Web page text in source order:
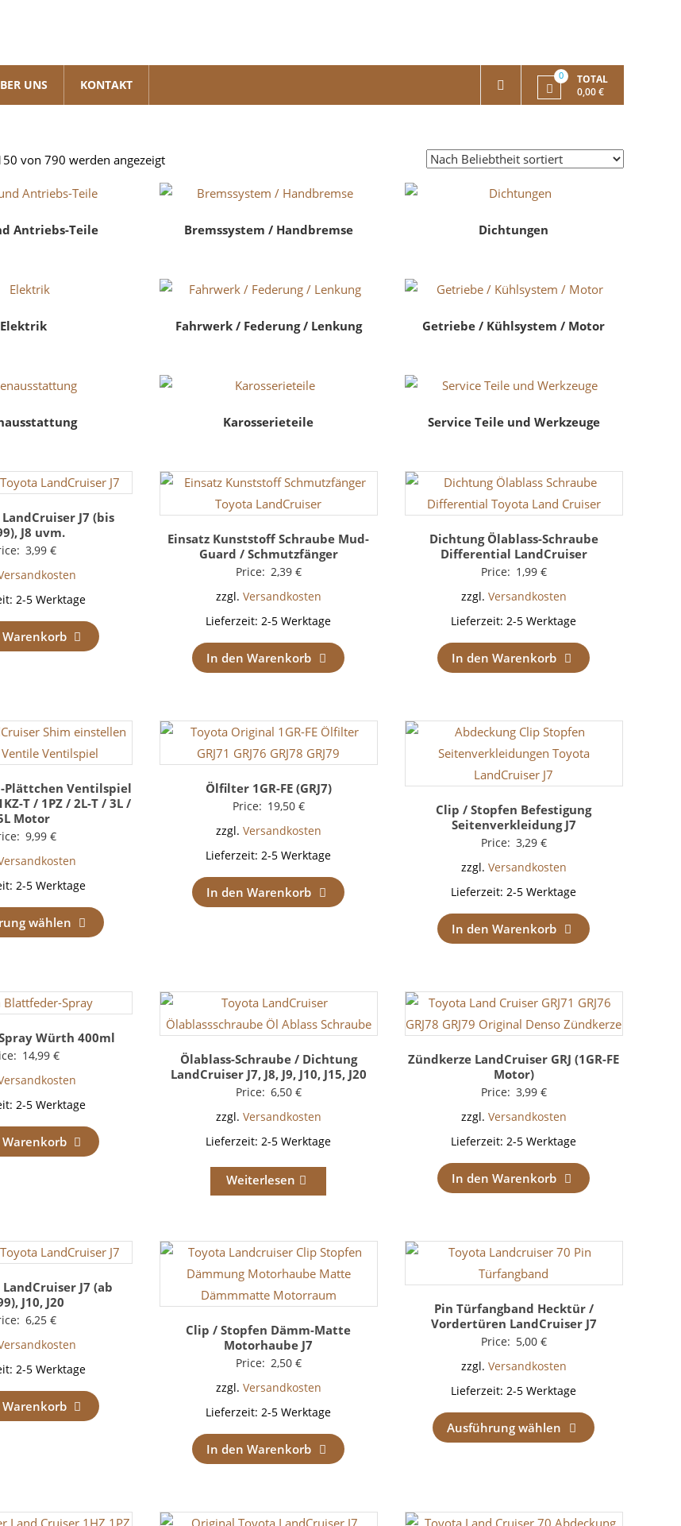
UNS KONTAKT
0
TOTAL
0,00 €
von 790 werden angezeigtNach
Beliebtheit
sortiert
Antriebs-Teile
Bremssystem / Handbremse Dichtungen
Elektrik Fahrwerk / Federung / Lenkung Getriebe / Kühlsystem / Motor
Karosserieteile Service Teile und Werkzeuge
J7 (bis
J8 uvm.
3,99 €
2-5 Werktage
Einsatz Kunststoff Schraube Mud-
Guard / Schmutzfänger
Price: 2,39 €
zzgl. Versandkosten
Lieferzeit:2-5 Werktage
In den Warenkorb
Dichtung Ölablass-Schraube
Differential LandCruiser
Price: 1,99 €
zzgl. Versandkosten
Lieferzeit:2-5 Werktage
In den Warenkorb
Plättchen Ventilspiel
T / 1PZ / 2L-T / 3L /
Motor
9,99 €
2-5 Werktage
wählen
Ölfilter 1GR-FE (GRJ7)
Price: 19,50 €
zzgl. Versandkosten
Lieferzeit:2-5 Werktage
In den Warenkorb
Clip / Stopfen Befestigung
Seitenverkleidung J7
Price: 3,29 €
zzgl. Versandkosten
Lieferzeit:2-5 Werktage
In den Warenkorb
Würth 400ml
14,99 €
2-5 Werktage
Ölablass-Schraube / Dichtung
LandCruiser J7, J8, J9, J10, J15, J20
Price: 6,50 €
zzgl. Versandkosten
Lieferzeit:2-5 Werktage
Weiterlesen
Zündkerze LandCruiser GRJ (1GR-FE
Motor)
Price: 3,99 €
zzgl. Versandkosten
Lieferzeit:2-5 Werktage
In den Warenkorb
J7 (ab
J10, J20
6,25 €
2-5 Werktage
Clip / Stopfen Dämm-Matte
Motorhaube J7
Price: 2,50 €
zzgl. Versandkosten
Lieferzeit:2-5 Werktage
In den Warenkorb
Pin Türfangband Hecktür /
Vordertüren LandCruiser J7
Price: 5,00 €
zzgl. Versandkosten
Lieferzeit:2-5 Werktage
Ausführung wählen